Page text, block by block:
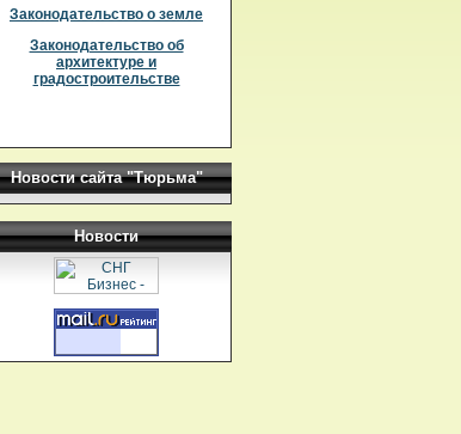
Законодательство о земле
Законодательство об
архитектуре и
градостроительстве
Новости сайта "Тюрьма"
Новости